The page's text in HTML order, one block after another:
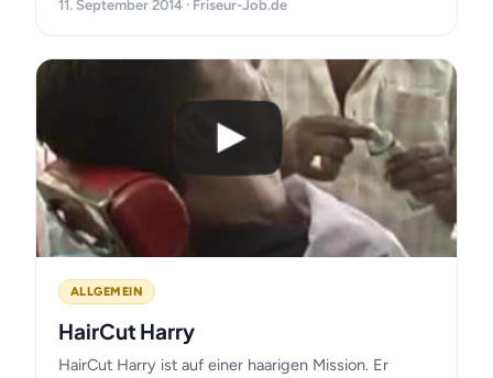
11. September 2014 · Friseur-Job.de
ALLGEMEIN
HairCut Harry
HairCut Harry ist auf einer haarigen Mission. Er